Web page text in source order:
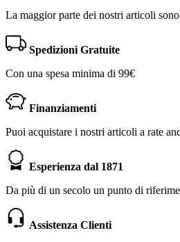
La maggior parte dei nostri articoli
Spedizioni Gratuite
Con una spesa minima di 99€
Finanziamenti
Puoi acquistare i nostri articoli a rate
Esperienza dal 1871
Da più di un secolo un punto di
Assistenza Clienti